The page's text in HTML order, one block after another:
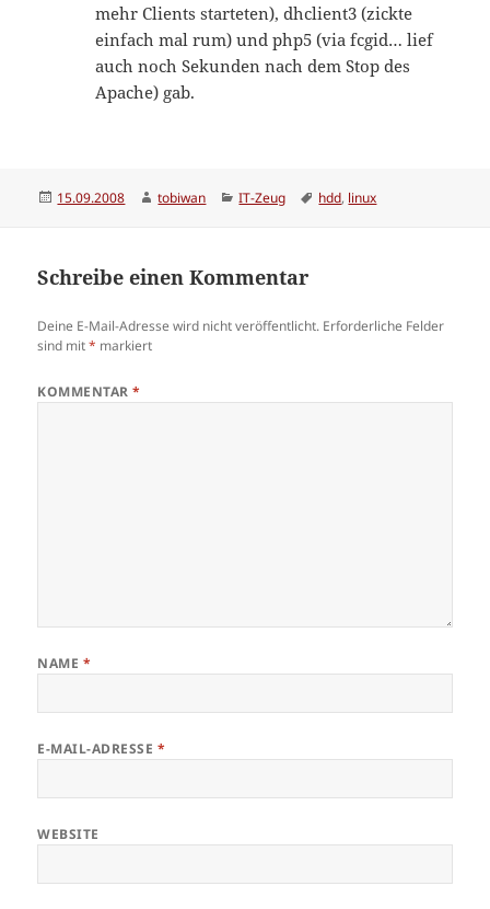
mehr Clients starteten), dhclient3 (zickte
einfach mal rum) und php5 (via fcgid… lief
auch noch Sekunden nach dem Stop des
Apache) gab.
Veröffentlicht
15.09.2008 Autor
tobiwan Kategorien
IT-Zeug Schlagwörter
hdd, linux
Schreibe einen Kommentar
Deine E-Mail-Adresse wird nicht veröffentlicht. Erforderliche Felder
sind mit* markiert
KOMMENTAR*
NAME *
E-MAIL-ADRESSE *
WEBSITE